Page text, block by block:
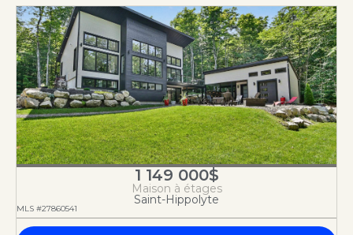
1 149 000$
Maison à étages
Saint-Hippolyte
MLS #27860541